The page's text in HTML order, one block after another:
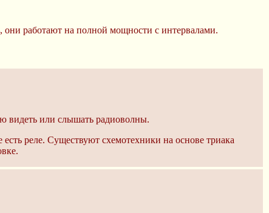
работают на полной мощности с интервалами.
видеть или слышать радиоволны.
реле. Существуют схемотехники на основе триака